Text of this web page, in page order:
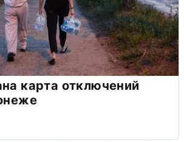
карта отключений